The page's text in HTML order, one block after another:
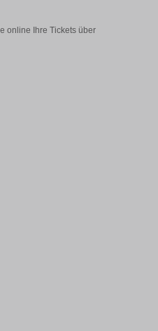
online Ihre Tickets über